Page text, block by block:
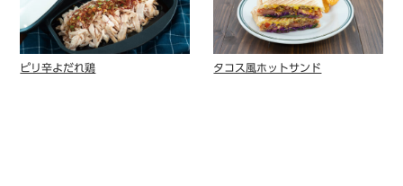
ピリ辛よだれ鶏 タコス風ホットサンド